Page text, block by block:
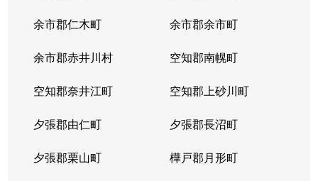
余市郡仁木町 余市郡余市町
余市郡赤井川村 空知郡南幌町
空知郡奈井江町 空知郡上砂川町
夕張郡由仁町 夕張郡長沼町
夕張郡栗山町 樺戸郡月形町